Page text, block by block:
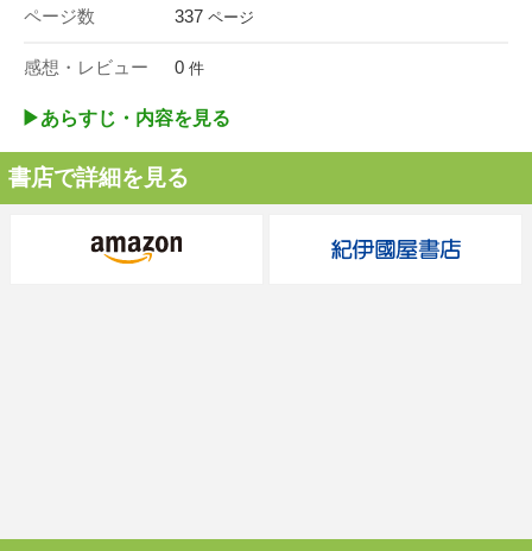
ページ数 337 ページ
感想・レビュー 0 件
▶︎あらすじ・内容を見る
書店で詳細を見る